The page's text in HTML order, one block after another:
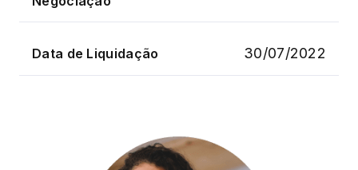
Data de Liquidação 30/07/2022